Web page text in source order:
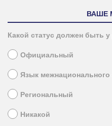
ВАШЕ
Какой статус должен быть у
Официальный
Язык
Региональный
Никакой